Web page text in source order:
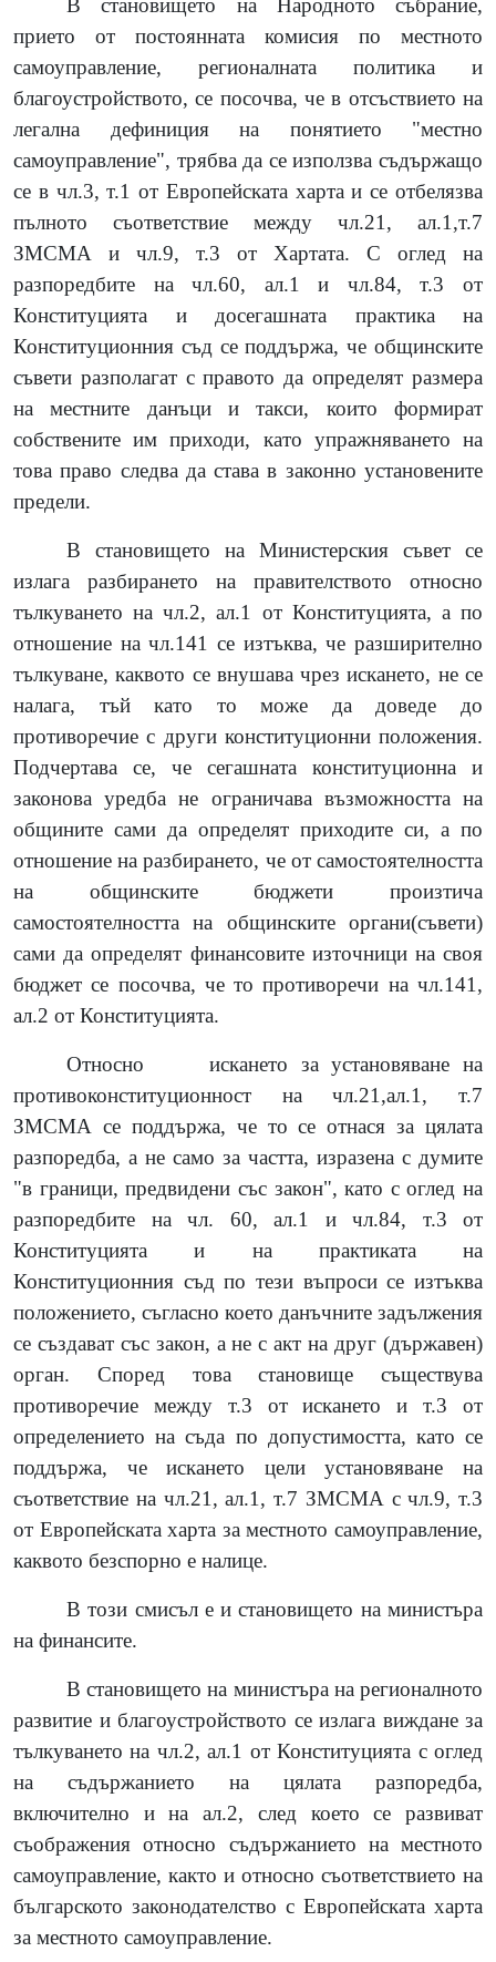
В становището на Народното събрание,
прието от постоянната комисия по местното
самоуправление, регионалната политика и
благоустройството, се посочва, че в отсъствието на
легална дефиниция на понятието "местно
самоуправление", трябва да се използва съдържащо
се в чл.3, т.1 от Европейската харта и се отбелязва
пълното съответствие между чл.21, ал.1,т.7
ЗМСМА и чл.9, т.3 от Хартата. С оглед на
разпоредбите на чл.60, ал.1 и чл.84, т.3 от
Конституцията и досегашната практика на
Конституционния съд се поддържа, че общинските
съвети разполагат с правото да определят размера
на местните данъци и такси, които формират
собствените им приходи, като упражняването на
това право следва да става в законно установените
предели.
В становището на Министерския съвет се
излага разбирането на правителството относно
тълкуването на чл.2, ал.1 от Конституцията, а по
отношение на чл.141 се изтъква, че разширително
тълкуване, каквото се внушава чрез искането, не се
налага, тъй като то може да доведе до
противоречие с други конституционни положения.
Подчертава се, че сегашната конституционна и
законова уредба не ограничава възможността на
общините сами да определят приходите си, а по
отношение на разбирането, че от самостоятелността
на общинските бюджети произтича
самостоятелността на общинските органи(съвети)
сами да определят финансовите източници на своя
бюджет се посочва, че то противоречи на чл.141,
ал.2 от Конституцията.
Относно
искането за установяване на
противоконституционност на чл.21,ал.1, т.7
ЗМСМА се поддържа, че то се отнася за цялата
разпоредба, а не само за частта, изразена с думите
"в граници, предвидени със закон", като с оглед на
разпоредбите на чл. 60, ал.1 и чл.84, т.3 от
Конституцията и на практиката на
Конституционния съд по тези въпроси се изтъква
положението, съгласно което данъчните задължения
се създават със закон, а не с акт на друг (държавен)
орган. Според това становище съществува
противоречие между т.3 от искането и т.3 от
определението на съда по допустимостта, като се
поддържа, че искането цели установяване на
съответствие на чл.21, ал.1, т.7 ЗМСМА с чл.9, т.3
от Европейската харта за местното самоуправление,
каквото безспорно е налице.
В този смисъл е и становището на министъра
на финансите.
В становището на министъра на регионалното
развитие и благоустройството се излага виждане за
тълкуването на чл.2, ал.1 от Конституцията с оглед
на съдържанието на цялата разпоредба,
включително и на ал.2, след което се развиват
съображения относно съдържанието на местното
самоуправление, както и относно съответствието на
българското законодателство с Европейската харта
за местното самоуправление.